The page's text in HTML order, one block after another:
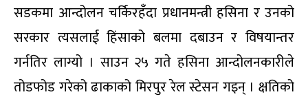
सडकमा आन्दोलन चर्किरहँदा प्रधानमन्त्री हसिना र उनको
सरकार त्यसलाई हिंसाको बलमा दबाउन र विषयान्तर
गर्नतिर लाग्यो । साउन २५ गते हसिना आन्दोलनकारीले
तोडफोड गरेको ढाकाको मिरपुर रेल स्टेसन गइन् । क्षतिको